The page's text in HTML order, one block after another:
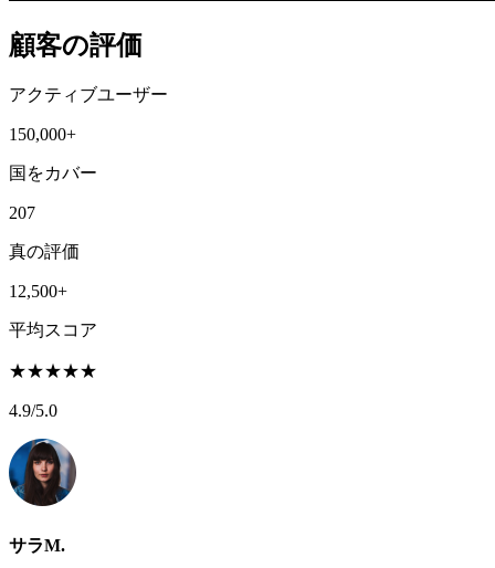
顧客の評価
アクティブユーザー
150,000+
国をカバー
207
真の評価
12,500+
平均スコア
★★★★★
4.9/5.0
サラM.